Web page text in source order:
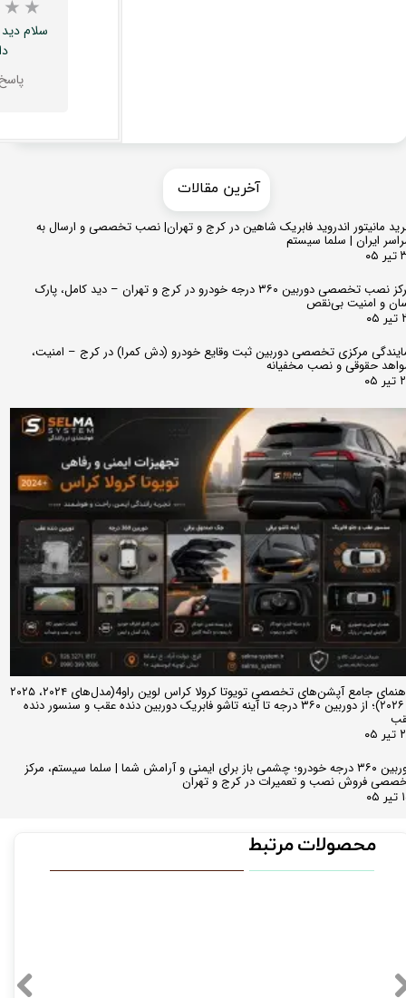
★
سلام
مانیتور اندروید فابریک شاهین در کرج و تهران| نصب تخصصی و ارسال به
ایران | سلما سیستم
مرکز نصب تخصصی دوربین ۳۶۰ درجه خودرو در کرج و تهران – دید کامل، پارک
و امنیت بی‌نقص
مرکزی تخصصی دوربین ثبت وقایع خودرو (دش کمرا) در کرج – امنیت،
حقوقی و نصب مخفیانه
راهنمای جامع آپشن‌های تخصصی تویوتا کرولا کراس لوین راو4(مدل‌های ۲۰۲۴، ۲۰۲۵
و ۲۰۲۶)؛ از دوربین ۳۶۰ درجه تا آینه تاشو فابریک دوربین دنده عقب و سنسور دنده
دوربین ۳۶۰ درجه خودرو؛ چشمی باز برای ایمنی و آرامش شما | سلما سیستم، مرکز
فروش نصب و تعمیرات در کرج و تهران
​​آخرین مقالات
محصولات مرتبط